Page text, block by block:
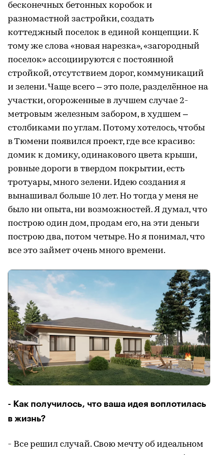
бесконечных бетонных коробок и
разномастной застройки, создать
коттеджный поселок в единой концепции. К
тому же слова «новая нарезка», «загородный
поселок» ассоциируются с постоянной
стройкой, отсутствием дорог, коммуникаций
и зелени. Чаще всего – это поле, разделённое на
участки, огороженные в лучшем случае 2-
метровым железным забором, в худшем –
столбиками по углам. Потому хотелось, чтобы
в Тюмени появился проект, где все красиво:
домик к домику, одинакового цвета крыши,
ровные дороги в твердом покрытии, есть
тротуары, много зелени. Идею создания я
вынашивал больше 10 лет. Но тогда у меня не
было ни опыта, ни возможностей. Я думал, что
построю один дом, продам его, на эти деньги
построю два, потом четыре. Но я понимал, что
все это займет очень много времени.
- Как получилось, что ваша идея воплотилась
в жизнь?
- Все решил случай. Свою мечту об идеальном